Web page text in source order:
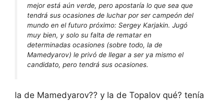
mejor está aún verde, pero apostaría lo que sea que
tendrá sus ocasiones de luchar por ser campeón del
mundo en el futuro próximo: Sergey Karjakin. Jugó
muy bien, y solo su falta de rematar en
determinadas ocasiones (sobre todo, la de
Mamedyarov) le privó de llegar a ser ya mismo el
candidato, pero tendrá sus ocasiones.
la de Mamedyarov?? y la de Topalov qué? tenía